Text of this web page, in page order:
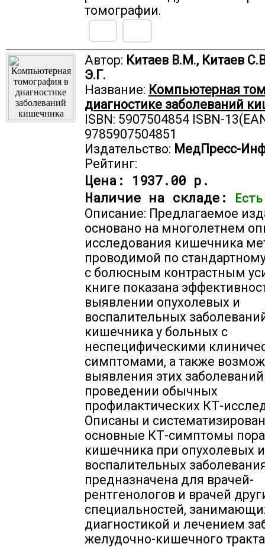
томографии.
Автор: Китаев В.М., Китаев
Э.Г.
Название: Компьютерная
диагностике заболеваний
ISBN: 5907504854 ISBN-
9785907504851
Издательство: МедПресс-
Рейтинг:
Цена: 1937.00 р.
Наличие на складе:
Есть
Описание: Предлагаемое
основано на многолетнем
исследования кишечника
проводимой по
с болюсным контрастным
книге показана
выявлении опухолевых и
воспалительных
кишечника у больных с
неспецифическими
симптомами, а также
выявления этих
проведении обычных
профилактических КТ-
Описаны и
основные КТ-симптомы
кишечника при опухолевых и
воспалительных
предназначена для врачей-
рентгенологов и врачей
специальностей,
диагностикой и лечением
желудочно-кишечного